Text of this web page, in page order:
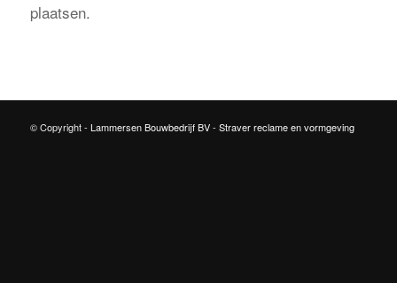
plaatsen.
© Copyright - Lammersen Bouwbedrijf BV- Straver reclame en vormgeving